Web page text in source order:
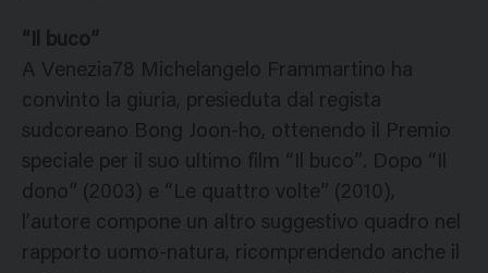
“Il buco”
A Venezia78 Michelangelo Frammartino ha
convinto la giuria, presieduta dal regista
sudcoreano Bong Joon-ho, ottenendo il Premio
speciale per il suo ultimo film “Il buco”. Dopo “Il
dono” (2003) e “Le quattro volte” (2010),
l’autore compone un altro suggestivo quadro nel
rapporto uomo-natura, ricomprendendo anche il